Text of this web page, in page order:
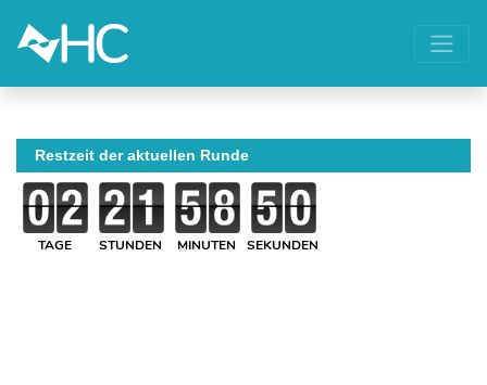
Restzeit der aktuellen Runde
TAGE STUNDEN MINUTEN SEKUNDEN